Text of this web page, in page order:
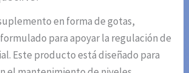
en forma de gotas,
para apoyar la regulación de
Este producto está diseñado para